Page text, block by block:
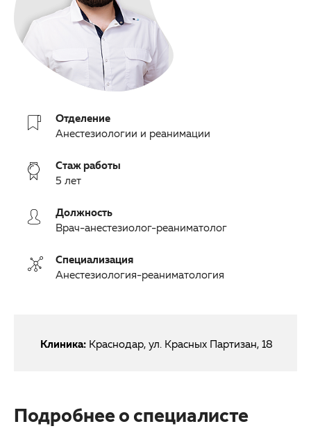
Партнерам
Закупки
Клуб офтальмологов
Другие заболевания глаз
Детская офтальмология
Отделение
Анестезиологии и реанимации
Стаж работы
5 лет
Должность
Врач-анестезиолог-реаниматолог
Специализация
Анестезиология-реаниматология
Клиника: Краснодар, ул. Красных Партизан, 18
Подробнее о специалисте